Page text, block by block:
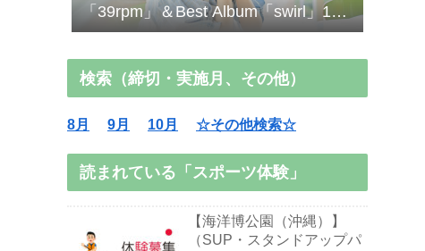
「39rpm」＆Best Album「swirl」10/7
発売！
検索（締切・実施月、その他）
8月 9月 10月 ☆その他検索☆
読まれている「スポーツ体験」
【海洋博公園（沖縄）】
（SUP・スタンドアップパ